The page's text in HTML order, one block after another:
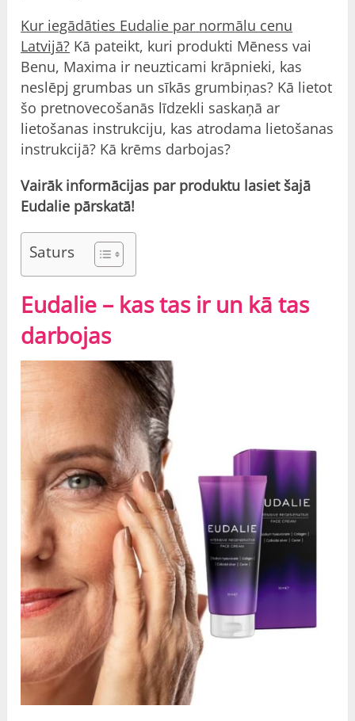
Kur iegādāties Eudalie par normālu cenu
Latvijā? Kā pateikt, kuri produkti Mēness vai
Benu, Maxima ir neuzticami krāpnieki, kas
neslēpj grumbas un sīkās grumbiņas? Kā lietot
šo pretnovecošanās līdzekli saskaņā ar
lietošanas instrukciju, kas atrodama lietošanas
instrukcijā? Kā krēms darbojas?
Vairāk informācijas par produktu lasiet šajā
Eudalie pārskatā!
Saturs
Eudalie – kas tas ir un kā tas
darbojas